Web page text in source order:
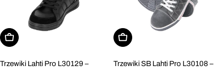
Wybierz opcje
Trzewiki Lahti Pro L30129 –
Wybierz opcje
Trzewiki SB Lahti Pro L30108 –